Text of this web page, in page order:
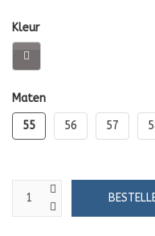
Kleur
Maten
55
56 57